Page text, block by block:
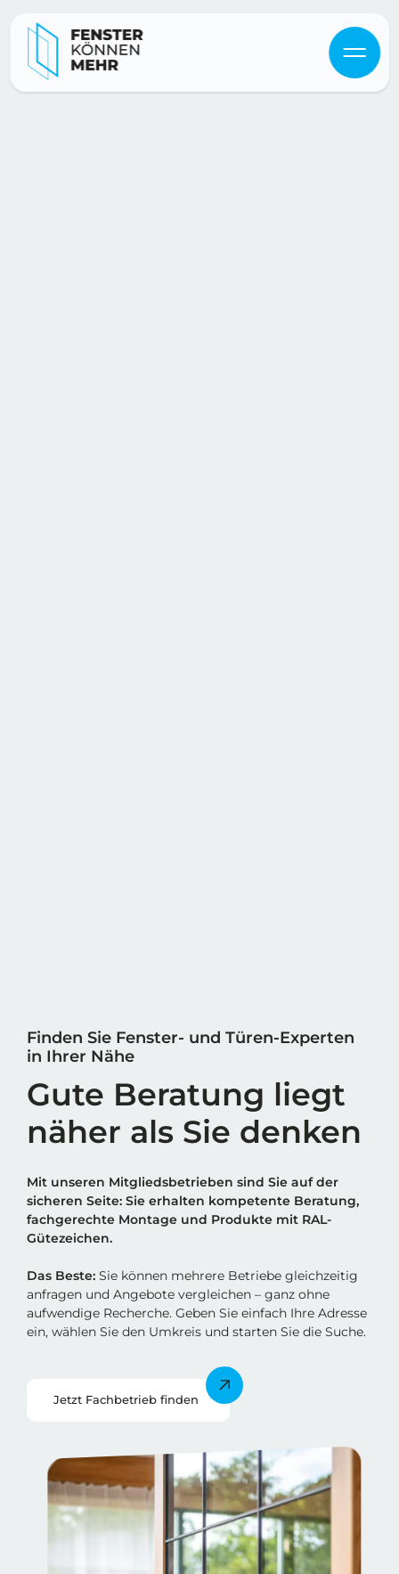
Finden Sie Fenster- und Türen-Experten
in Ihrer Nähe
Gute Beratung liegt
näher als Sie denken
Mit unseren Mitgliedsbetrieben sind Sie auf der
sicheren Seite: Sie erhalten kompetente Beratung,
fachgerechte Montage und Produkte mit RAL-
Gütezeichen.
Das Beste: Sie können mehrere Betriebe gleichzeitig
anfragen und Angebote vergleichen – ganz ohne
aufwendige Recherche. Geben Sie einfach Ihre Adresse
ein, wählen Sie den Umkreis und starten Sie die Suche.
Jetzt Fachbetrieb finden